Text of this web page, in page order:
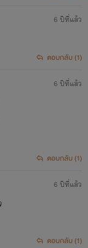
รรยาย หรือการ
พเกี่ยวกับงานใด
านสถาปัตยกรรม
บัญญัตินี้ ได้แก่ งาน
กรรม ดนตรีกรรม
พร่เสียงแพร่ภาพ
าสตร์ หรือแผนก
งออกโดยวิธีหรือ
ความคิด หรือขั้น
หรือแนวความคิด
ยาศาสตร์ หรือ
6 ปีที่แล้ว
ตอบกลับ (1)
6 ปีที่แล้ว
ตอบกลับ (1)
6 ปีที่แล้ว
ตอบกลับ (1)